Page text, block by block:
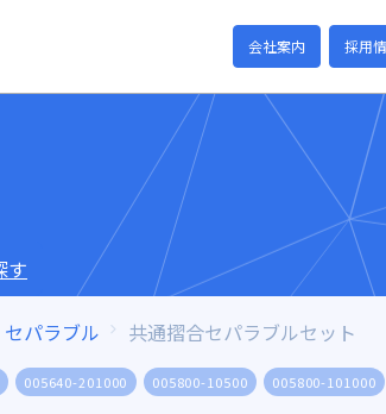
会社案内 採用
す
セパラブル 共通摺合セパラブルセット
005640-201000 005800-10500 005800-101000